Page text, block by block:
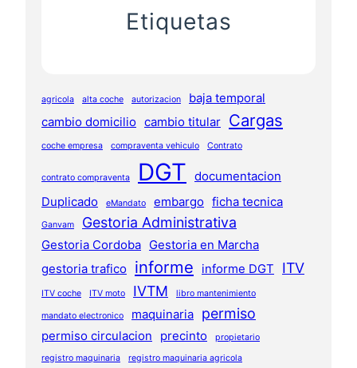
Etiquetas
agricola alta coche autorizacion
baja temporal
cambio domicilio cambio titular Cargas
coche empresa compraventa vehiculo Contrato
contrato compraventa DGT documentacion
Duplicado
eMandato embargo ficha tecnica
Ganvam Gestoria Administrativa
Gestoria Cordoba Gestoria en Marcha
gestoria trafico
informe informe DGT ITV
ITV coche ITV moto IVTM libro mantenimiento
mandato electronico maquinaria permiso
permiso circulacion precinto
propietario
registro maquinaria
registro maquinaria agricola